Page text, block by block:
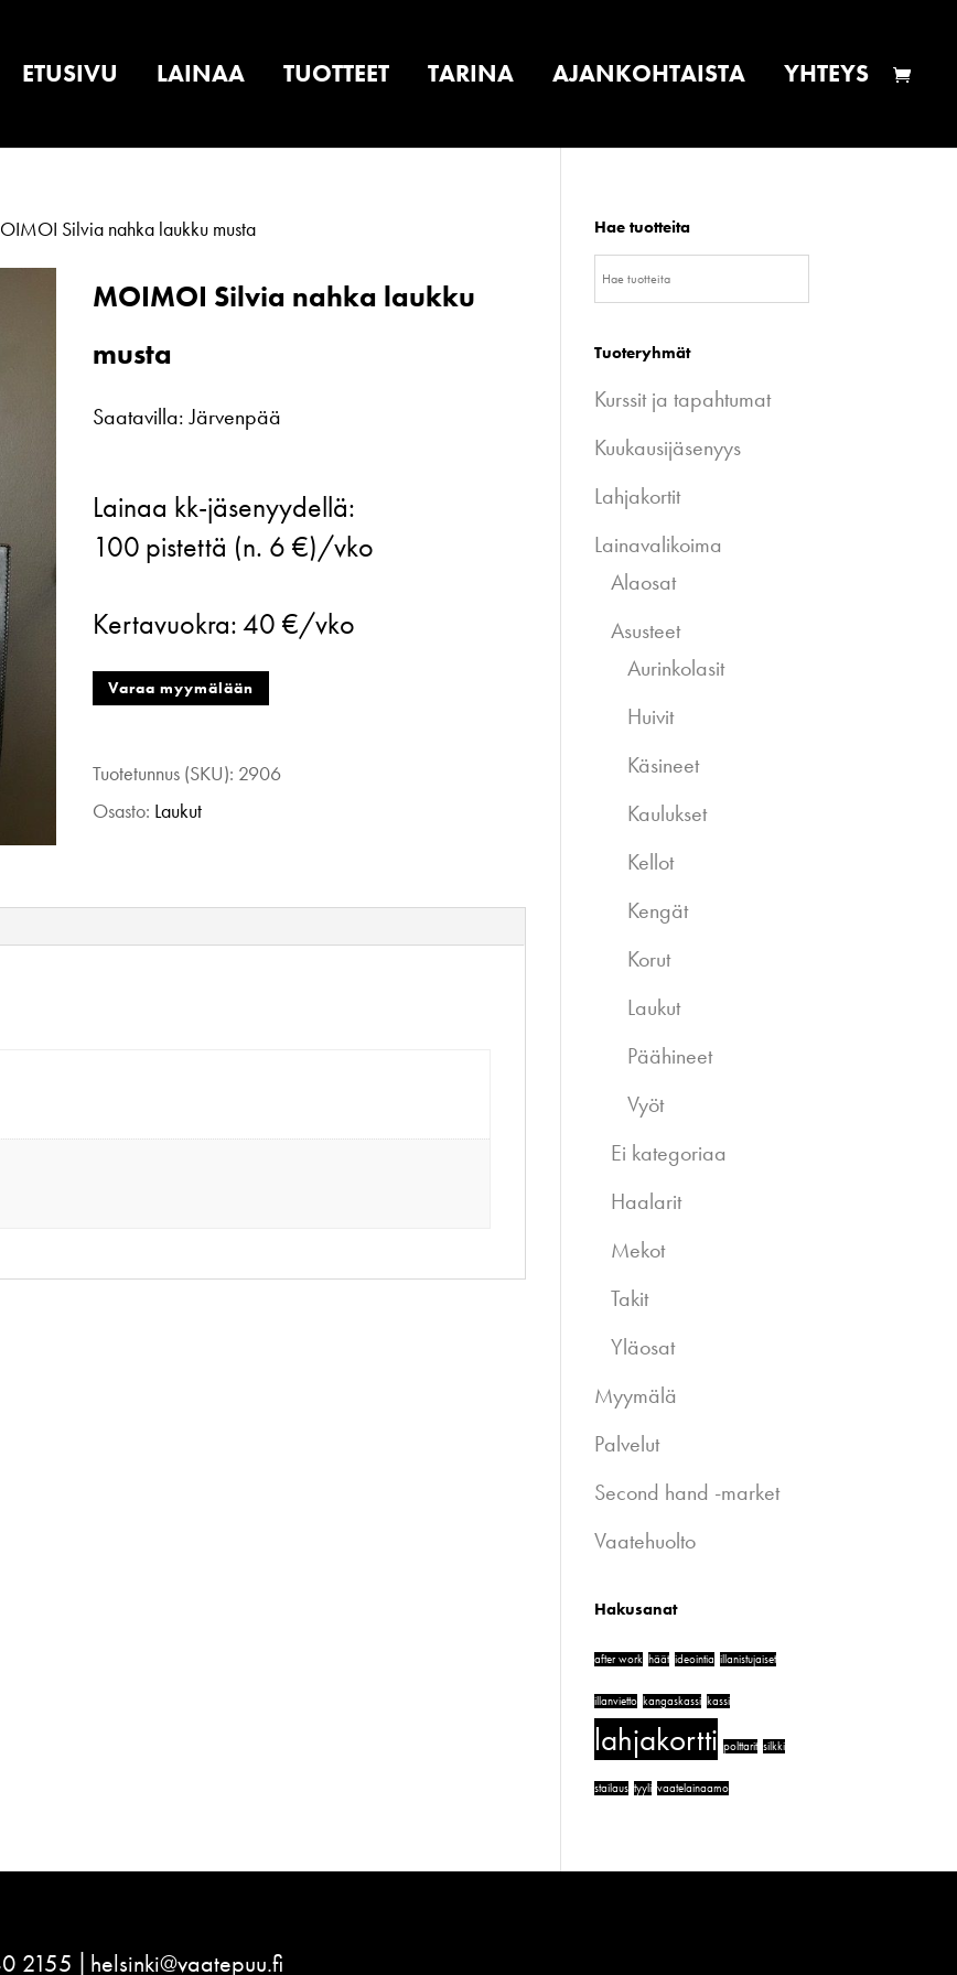
ETUSIVU LAINAA TUOTTEET TARINA AJANKOHTAISTA YHTEYS
Silvia nahka laukku musta
MOIMOI Silvia nahka laukku
musta
Saatavilla: Järvenpää
Silvia
nahka
musta
määrä
Lainaa kk-jäsenyydellä:
100 pistettä (n. 6 €)/vko
Kertavuokra:40 €/vko
Varaa myymälään
Tuotetunnus (SKU): 2906
Osasto: Laukut
Hae tuotteita
Tuoteryhmät
Kurssit ja tapahtumat
Kuukausijäsenyys
Lahjakortit
Lainavalikoima
Alaosat
Asusteet
Aurinkolasit
Huivit
Käsineet
Kaulukset
Kellot
Kengät
Korut
Laukut
Päähineet
Vyöt
Ei kategoriaa
Haalarit
Mekot
Takit
Yläosat
Myymälä
Palvelut
Second hand -market
Vaatehuolto
Hakusanat
after work häät ideointia illanistujaiset
illanvietto kangaskassi kassi
lahjakortti polttarit silkki
stailaus tyyli vaatelainaamo
2155 helsinki@vaatepuu.fi